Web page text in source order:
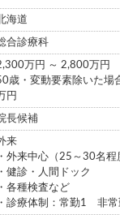
海道
合診療科
万円 ～ 2,800万円
歳・変動要素除いた
円
長候補
来
・外来中心（25～30名程
・健診・人間ドック
・各種検査など
・診療体制：常勤1 非常